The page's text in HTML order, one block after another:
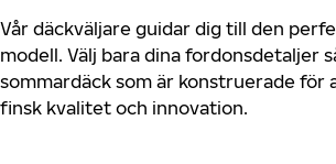
Vår däckväljare guidar dig till den
modell. Välj bara dina fordonsdetaljer
sommardäck som är konstruerade
finsk kvalitet och innovation.